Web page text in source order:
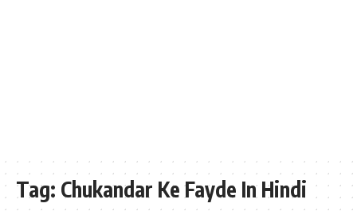
Tag: Chukandar Ke Fayde In Hindi